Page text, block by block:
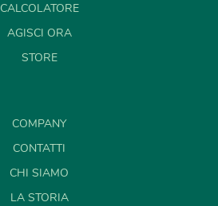
CALCOLATORE
AGISCI ORA
STORE
COMPANY
CONTATTI
CHI SIAMO
LA STORIA